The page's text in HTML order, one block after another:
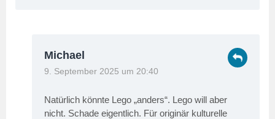
Michael
9. September 2025 um 20:40
Natürlich könnte Lego „anders“. Lego will aber
nicht. Schade eigentlich. Für originär kulturelle